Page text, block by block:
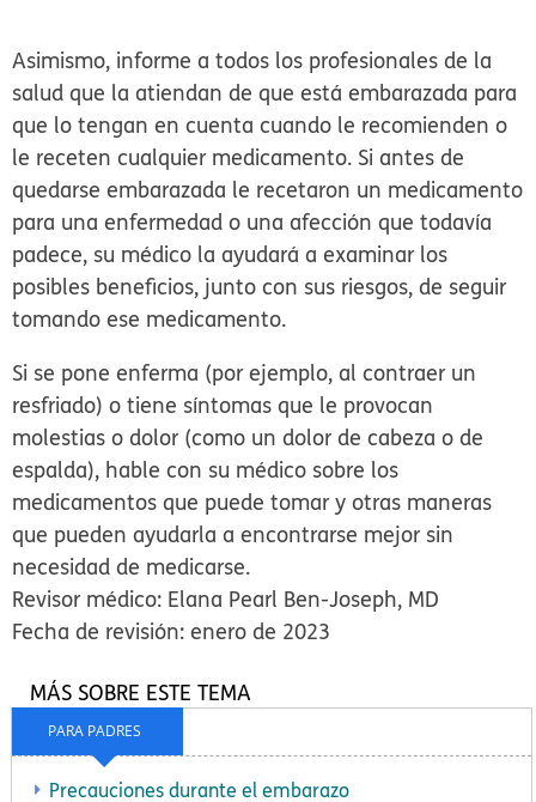
Asimismo, informe a todos los profesionales de la
salud que la atiendan de que está embarazada para
que lo tengan en cuenta cuando le recomienden o
le receten cualquier medicamento. Si antes de
quedarse embarazada le recetaron un medicamento
para una enfermedad o una afección que todavía
padece, su médico la ayudará a examinar los
posibles beneficios, junto con sus riesgos, de seguir
tomando ese medicamento.
Si se pone enferma (por ejemplo, al contraer un
resfriado) o tiene síntomas que le provocan
molestias o dolor (como un dolor de cabeza o de
espalda), hable con su médico sobre los
medicamentos que puede tomar y otras maneras
que pueden ayudarla a encontrarse mejor sin
necesidad de medicarse.
Revisor médico: Elana Pearl Ben-Joseph, MD
Fecha de revisión: enero de 2023
PARA PADRES
MÁS SOBRE ESTE TEMA
Precauciones durante el embarazo